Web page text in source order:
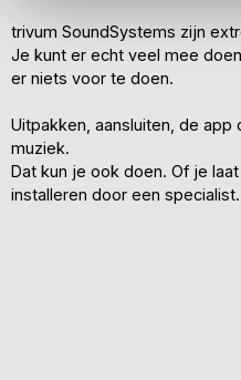
trivum SoundSystems zijn
Je kunt er echt veel mee
er niets voor te doen.
Uitpakken, aansluiten, de
muziek.
Dat kun je ook doen. Of je
installeren door een specialist.